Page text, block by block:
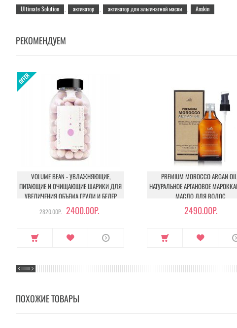
Ultimate Solution
активатор активатор для альгинатной маски Anskin
РЕКОМЕНДУЕМ
VOLUME BEAN - УВЛАЖНЯЮЩИЕ,
ПИТАЮЩИЕ И ОЧИЩАЮЩИЕ ШАРИКИ ДЛЯ
УВЕЛИЧЕНИЯ ОБЪЕМА ГРУДИ И БЕДЕР
2820.00Р. 2400.00Р.
PREMIUM MOROCCO ARGAN
НАТУРАЛЬНОЕ АРГАНОВОЕ
МАСЛО ДЛЯ ВОЛОС
2490.00Р.
ПОХОЖИЕ ТОВАРЫ